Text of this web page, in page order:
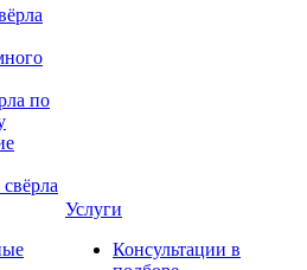
по
Услуги
Консультации в